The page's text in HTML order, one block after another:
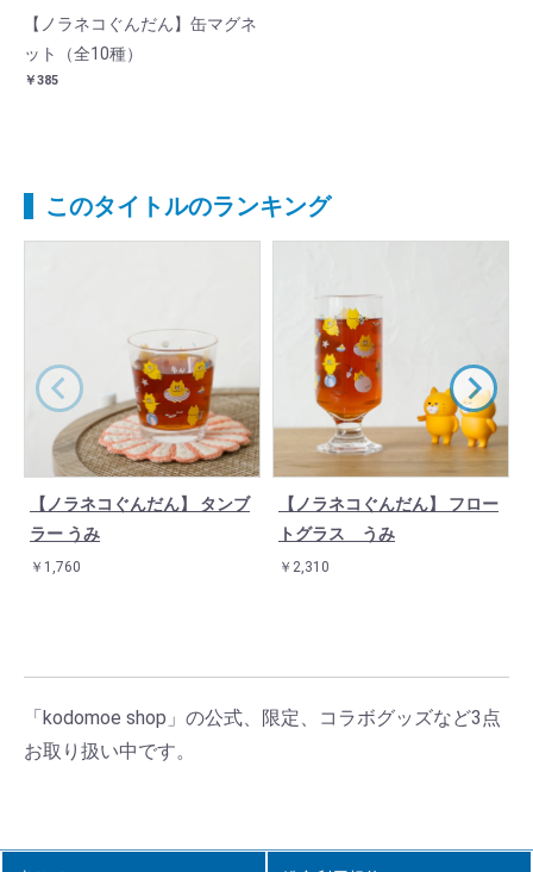
【ノラネコぐんだん】缶マグネ
ット（全10種）
￥385
このタイトルのランキング
【ノラネコぐんだん】 タンブ
ラー うみ
￥1,760
【ノラネコぐんだん】 フロー
トグラス うみ
￥2,310
「kodomoe shop」の公式、限定、コラボグッズなど3点
お取り扱い中です。